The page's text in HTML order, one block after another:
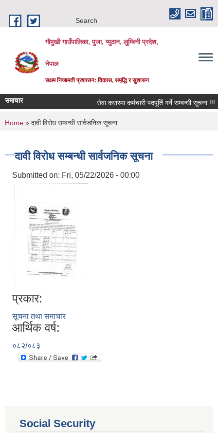
Search
गौमुखी गाउँपालिका, पुजा, प्युठान, लुम्बिनी प्रदेश,
नेपाल
सक्षम निजामती प्रशासन: विकास, समृद्धि र सुशासन
समाचार सेवा करारमा कर्मचारी पदपूर्ति गर्ने सम्बन्धी सूचना !!!
You are here
Home » दावी विरोध सम्बन्धी सार्वजनिक सूचना
दावी विरोध सम्बन्धी सार्वजनिक सूचना
Submitted on: Fri, 05/22/2026 - 00:00
प्रकार:
सूचना तथा समाचार
आर्थिक वर्ष:
०८२/०८३
Social Security